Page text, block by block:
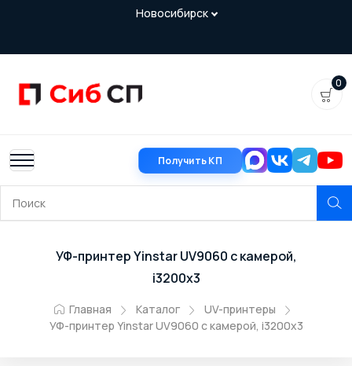
0
Получить КП
УФ-принтер Yinstar UV9060 с камерой,
i3200x3
Главная Каталог
UV-принтеры
УФ-принтер Yinstar UV9060 с камерой, i3200x3